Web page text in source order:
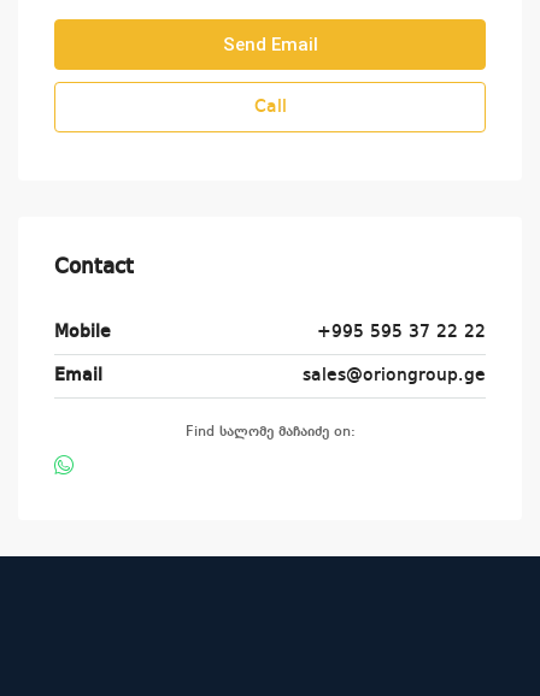
Send Email
Call
Contact
Mobile +995 595 37 22 22
Email sales@oriongroup.ge
Find სალომე მაჩაიძე on: